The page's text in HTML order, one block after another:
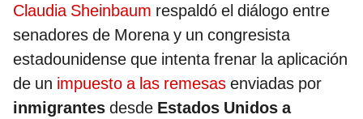
Claudia Sheinbaum respaldó el diálogo entre
senadores de Morena y un congresista
estadounidense que intenta frenar la aplicación
de un impuesto a las remesas enviadas por
inmigrantes desde Estados Unidos a